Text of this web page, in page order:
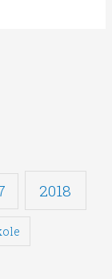
2018